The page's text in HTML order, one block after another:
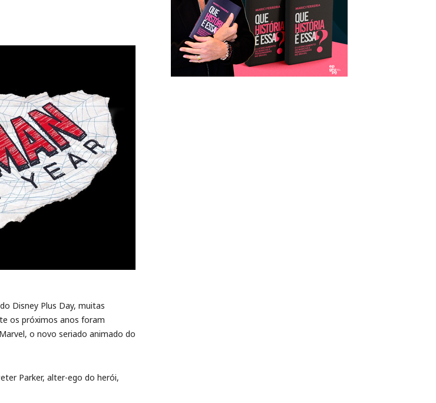
Disney Plus Day, muitas
os próximos anos foram
o novo seriado animado do
Parker, alter-ego do herói,